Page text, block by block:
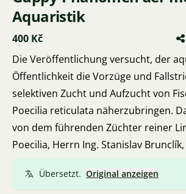
Aquaristik
400 Kč
Die Veröffentlichung versucht, der
Öffentlichkeit die Vorzüge und
selektiven Zucht und Aufzucht von
Poecilia reticulata näherzubringen.
von dem führenden Züchter reiner
Poecilia, Herrn Ing. Stanislav
Übersetzt. Original anzeigen